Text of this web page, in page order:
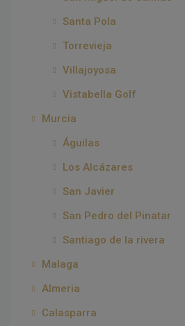
Santa Pola
Torrevieja
Villajoyosa
Vistabella Golf
Murcia
Águilas
Los Alcázares
San Javier
San Pedro del Pinatar
Santiago de la rivera
Malaga
Almeria
Calasparra